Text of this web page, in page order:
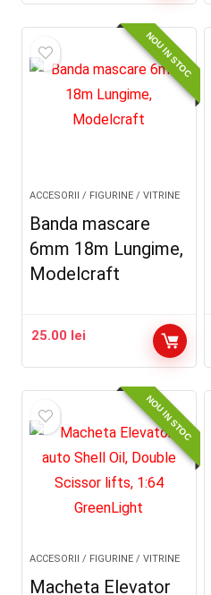
100.00 lei.
80.00 lei. NOU IN STOC
ACCESORII / FIGURINE / VITRINE
Banda mascare
6mm 18m Lungime,
Modelcraft
25.00 lei
NOU IN STOC
ACCESORII / FIGURINE / VITRINE
Macheta Elevator